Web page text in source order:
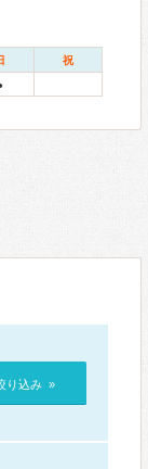
祝
り込み »